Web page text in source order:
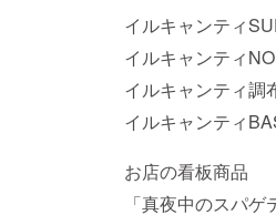
イルキャンティ
イルキャンティ
イルキャンティ調
イルキャンティ
お店の看板商品
「真夜中のスパゲ